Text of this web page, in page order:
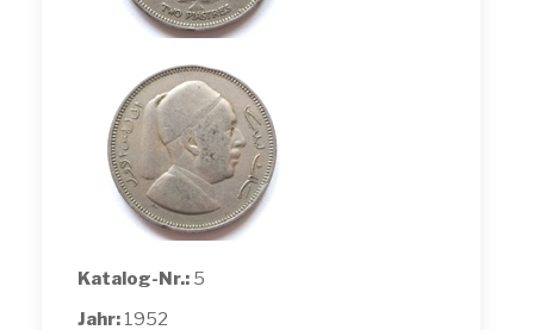
Katalog-Nr.: 5
Jahr: 1952